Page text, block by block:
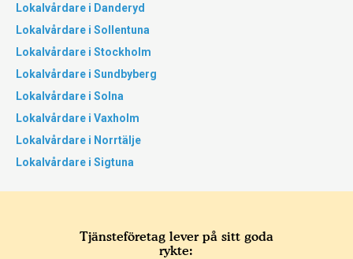
Lokalvårdare i Danderyd
Lokalvårdare i Sollentuna
Lokalvårdare i Stockholm
Lokalvårdare i Sundbyberg
Lokalvårdare i Solna
Lokalvårdare i Vaxholm
Lokalvårdare i Norrtälje
Lokalvårdare i Sigtuna
Tjänsteföretag lever på sitt goda
rykte: